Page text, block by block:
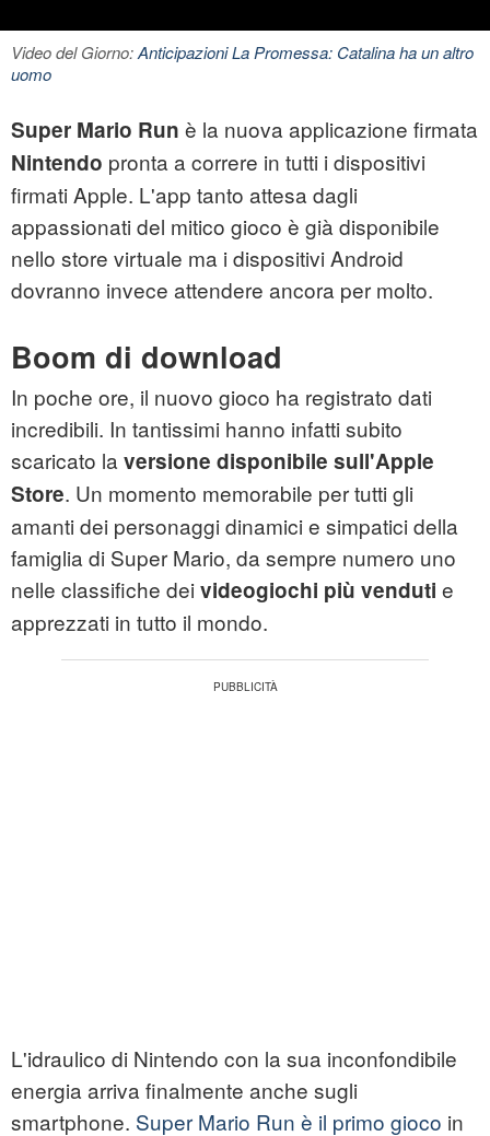
Video del Giorno:Anticipazioni La Promessa: Catalina ha un altro
uomo
Super Mario Run è la nuova applicazione firmata
Nintendo pronta a correre in tutti i dispositivi
firmati Apple. L'app tanto attesa dagli
appassionati del mitico gioco è già disponibile
nello store virtuale ma i dispositivi Android
dovranno invece attendere ancora per molto.
Boom di download
In poche ore, il nuovo gioco ha registrato dati
incredibili. In tantissimi hanno infatti subito
scaricato la versione disponibile sull'Apple
Store. Un momento memorabile per tutti gli
amanti dei personaggi dinamici e simpatici della
famiglia di Super Mario, da sempre numero uno
nelle classifiche dei videogiochi più venduti e
apprezzati in tutto il mondo.
L'idraulico di Nintendo con la sua inconfondibile
energia arriva finalmente anche sugli
smartphone. Super Mario Run è il primo gioco in